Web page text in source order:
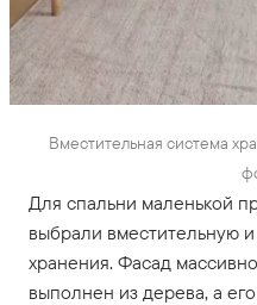
Вместительная система
Для спальни маленькой
выбрали вместительную
хранения. Фасад
выполнен из дерева, а